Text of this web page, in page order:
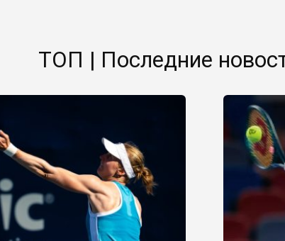
ТОП | Последние